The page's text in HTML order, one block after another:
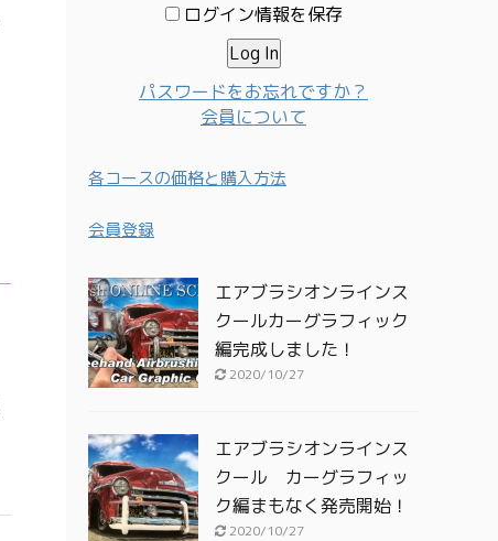
ログイン情報を保存
パスワードをお忘れですか？
会員について
各コースの価格と購入方法
会員登録
エアブラシオンラインス
クールカーグラフィック
編完成しました！
2020/10/27
エアブラシオンラインス
クール カーグラフィッ
ク編まもなく発売開始！
2020/10/27